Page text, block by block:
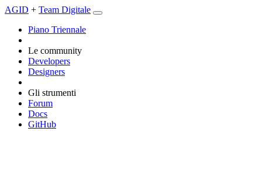
AGID + Team Digitale
Piano Triennale
Le community
Developers
Designers
Gli strumenti
Forum
Docs
GitHub